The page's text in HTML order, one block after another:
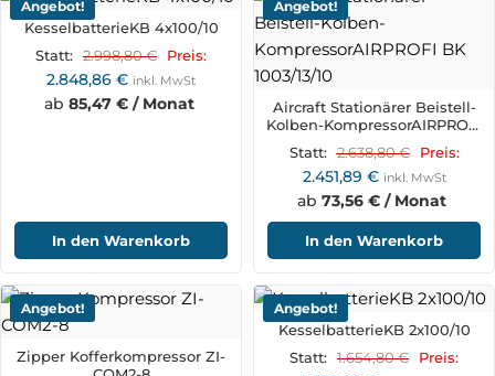
Angebot!
KesselbatterieKB 4x100/10
Statt: 2.998,80€ Preis:
2.848,86 € inkl. MwSt
ab 85,47 € / Monat
In den Warenkorb
Angebot!
Aircraft Stationärer Beistell-
Kolben-KompressorAIRPROFI
Statt: 2.638,80€ Preis:
2.451,89 € inkl. MwSt
ab 73,56 € / Monat
In den Warenkorb
Angebot!
Zipper Kofferkompressor ZI-
Angebot!
KesselbatterieKB 2x100/10
Statt: 1.654,80€ Preis: